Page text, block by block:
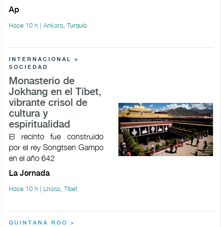
Ap
Hace 10 h | Ankara, Turquía
INTERNACIONAL >
SOCIEDAD
Monasterio de
Jokhang en el Tíbet,
vibrante crisol de
cultura y
espiritualidad
El recinto fue construido
por el rey Songtsen Gampo
en el año 642
La Jornada
Hace 10 h | Lhasa, Tíbet
QUINTANA ROO >